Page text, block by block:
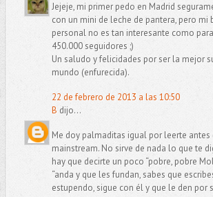
Jejeje, mi primer pedo en Madrid
con un mini de leche de pantera, pero mi
personal no es tan interesante como
450.000 seguidores ;)
Un saludo y felicidades por ser la mejor
mundo (enfurecida).
22 de febrero de 2013 a las 10:50
B dijo...
Me doy palmaditas igual por leerte antes
mainstream. No sirve de nada lo que te
hay que decirte un poco “pobre, pobre
“anda y que les fundan, sabes que
estupendo, sigue con él y que le den por